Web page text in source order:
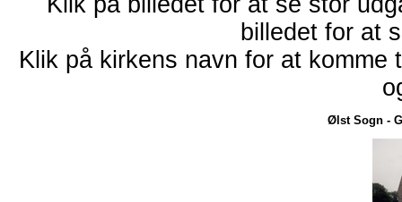
billedet for at
Klik på kirkens navn for at
Ølst Sogn-